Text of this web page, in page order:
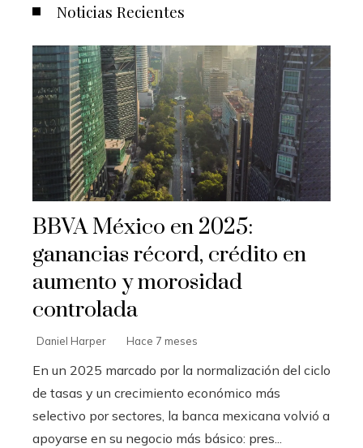
Noticias Recientes
BBVA México en 2025:
ganancias récord, crédito en
aumento y morosidad
controlada
Daniel Harper Hace 7 meses
En un 2025 marcado por la normalización del ciclo
de tasas y un crecimiento económico más
selectivo por sectores, la banca mexicana volvió a
apoyarse en su negocio más básico: pres...